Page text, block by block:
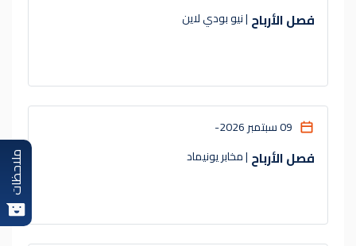
فصل الأرباح | نيو بودي لاين
09 سبتمبر 2026 -
فصل الأرباح | مخابر يونيماد ملاحظات